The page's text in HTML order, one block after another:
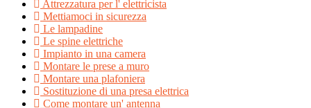
Attrezzatura per l' elettricista
Mettiamoci in sicurezza
Le lampadine
Le spine elettriche
Impianto in una camera
Montare le prese a muro
Montare una plafoniera
Sostituzione di una presa elettrica
Come montare un' antenna